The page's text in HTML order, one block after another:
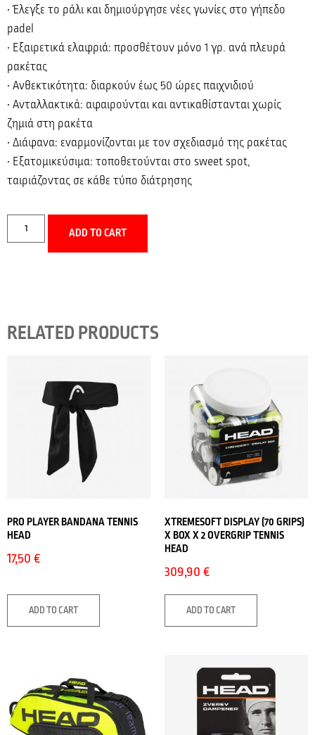
• Έλεγξε το ράλι και δημιούργησε νέες γωνίες στο γήπεδο
padel
• Εξαιρετικά ελαφριά: προσθέτουν μόνο 1 γρ. ανά πλευρά
ρακέτας
• Ανθεκτικότητα: διαρκούν έως 50 ώρες παιχνιδιού
• Ανταλλακτικά: αφαιρούνται και αντικαθίστανται χωρίς
ζημιά στη ρακέτα
• Διάφανα: εναρμονίζονται με τον σχεδιασμό της ρακέτας
• Εξατομικεύσιμα: τοποθετούνται στο sweet spot,
ταιριάζοντας σε κάθε τύπο διάτρησης
ADD TO CART
RELATED PRODUCTS
PRO PLAYER BANDANA TENNIS
HEAD
17,50€
ADD TO CART
XTREMESOFT DISPLAY (70 GRIPS)
X BOX X 2 OVERGRIP TENNIS
HEAD
309,90€
ADD TO CART